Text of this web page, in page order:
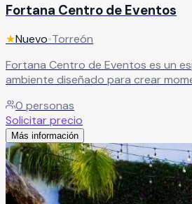
Fortana Centro de Eventos
★Nuevo•Torreón
Fortana Centro de Eventos es un espacio
ambiente diseñado para crear
0 personas
Solicitar precio
Más información